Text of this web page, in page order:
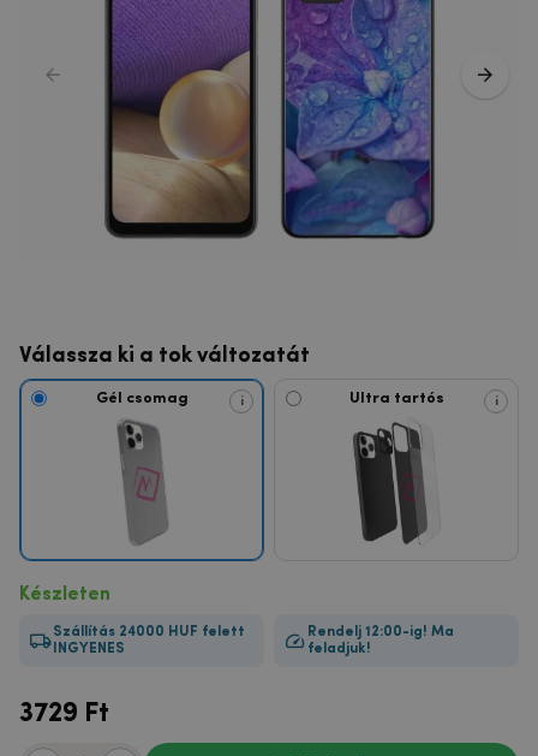
Válassza ki a tok változatát
Gél csomag i Ultra tartós i
Készleten
Szállítás 24000 HUF felett
INGYENES
Rendelj 12:00-ig! Ma
feladjuk!
3729 Ft